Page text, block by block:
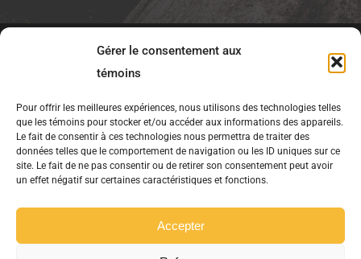
Gérer le consentement aux
témoins
Pour offrir les meilleures expériences, nous utilisons des technologies telles
que les témoins pour stocker et/ou accéder aux informations des appareils.
Le fait de consentir à ces technologies nous permettra de traiter des
données telles que le comportement de navigation ou les ID uniques sur ce
site. Le fait de ne pas consentir ou de retirer son consentement peut avoir
un effet négatif sur certaines caractéristiques et fonctions.
Accepter
Copyright © 2021 75S.ca – Tous droits